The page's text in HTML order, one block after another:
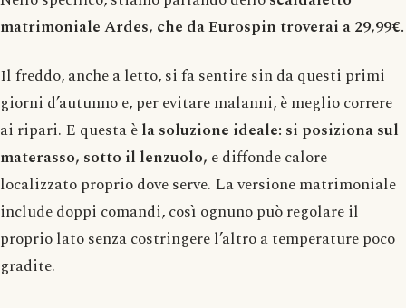
matrimoniale Ardes, che da Eurospin troverai a 29,99€.
Il freddo, anche a letto, si fa sentire sin da questi primi
giorni d’autunno e, per evitare malanni, è meglio correre
ai ripari. E questa èla soluzione ideale: si posiziona sul
materasso, sotto il lenzuolo, e diffonde calore
localizzato proprio dove serve. La versione matrimoniale
include doppi comandi, così ognuno può regolare il
proprio lato senza costringere l’altro a temperature poco
gradite.